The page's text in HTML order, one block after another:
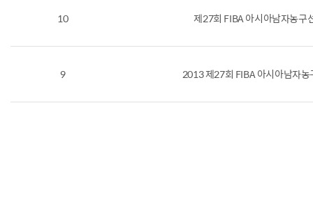
10 제27회 FIBA 아시아남자농구
9 2013 제27회 FIBA 아시아남자